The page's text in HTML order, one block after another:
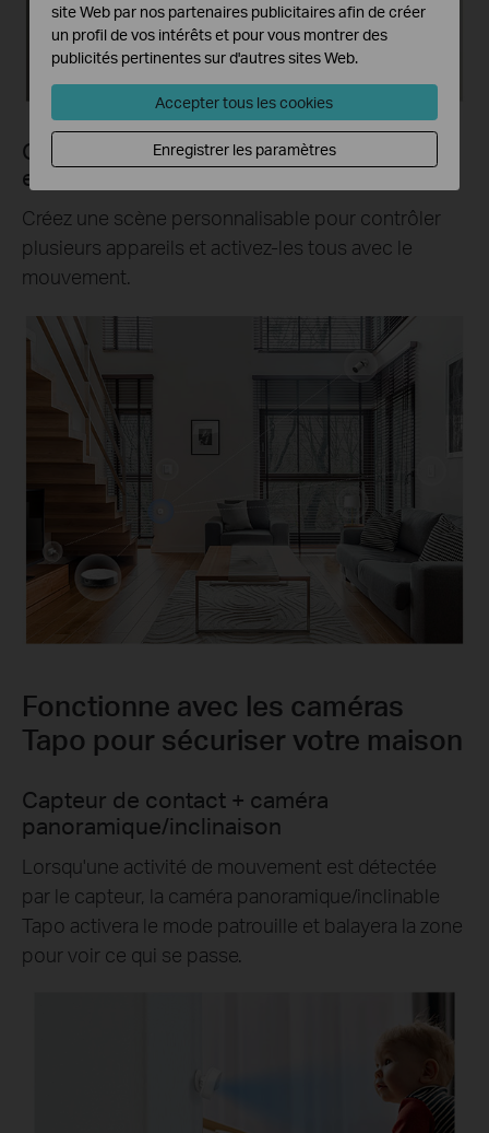
Contrôlez le mouvement d'une pièce
entière
Créez une scène personnalisable pour contrôler
plusieurs appareils et activez-les tous avec le
mouvement.
Fonctionne avec les caméras
Tapo pour sécuriser votre maison
Capteur de contact + caméra
panoramique/inclinaison
Lorsqu'une activité de mouvement est détectée
par le capteur, la caméra panoramique/inclinable
Tapo activera le mode patrouille et balayera la zone
pour voir ce qui se passe.
site Web par nos partenaires publicitaires afin de créer
un profil de vos intérêts et pour vous montrer des
publicités pertinentes sur d'autres sites Web.
Accepter tous les cookies
Enregistrer les paramètres